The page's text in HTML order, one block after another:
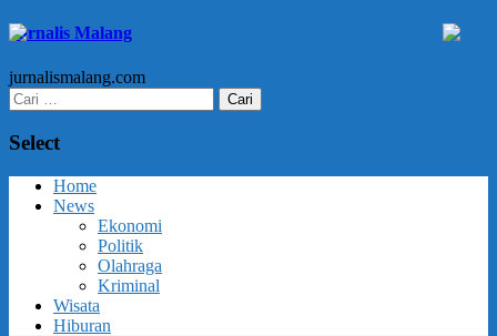
Jurnalis Malang
jurnalismalang.com
Cari
untuk:
Select
Home
News
Ekonomi
Politik
Olahraga
Kriminal
Wisata
Hiburan